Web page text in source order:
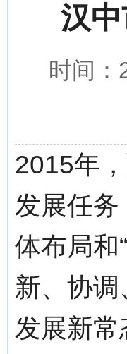
汉
时间
2015年
发展任务
体布局和
新、协
发展新